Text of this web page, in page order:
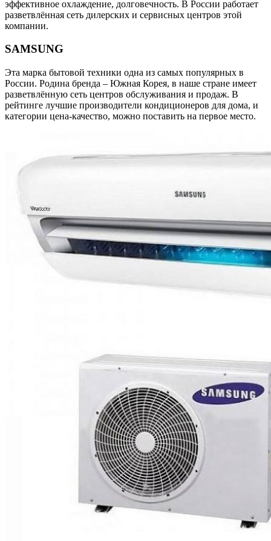
эффективное охлаждение, долговечность. В России работает
разветвлённая сеть дилерских и сервисных центров этой
компании.
SAMSUNG
Эта марка бытовой техники одна из самых популярных в
России. Родина бренда – Южная Корея, в наше стране имеет
разветвлённую сеть центров обслуживания и продаж. В
рейтинге лучшие производители кондиционеров для дома, и
категории цена-качество, можно поставить на первое место.